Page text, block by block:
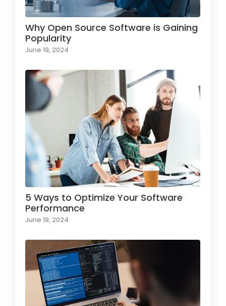
Why Open Source Software is Gaining
Popularity
June 19, 2024
5 Ways to Optimize Your Software
Performance
June 19, 2024